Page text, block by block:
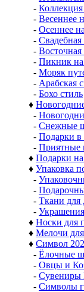
-
- Весеннее
- Осеннее
- Свадебная
- Восточная
- Пикник
- Моряк
- Арабская
- Бохо стиль
♦
-
- Снежные
- Подарки
- Приятные
♦ Подарки
♦ Упаковка
-
-
- Ткани для
-
♦ Носки для
♦ Мелочи для
♦ Символ
- Ёлочные
- Овцы и
-
- Символы